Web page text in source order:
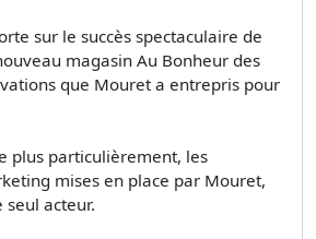
sur le succès spectaculaire de
magasin Au Bonheur des
que Mouret a entrepris pour
plus particulièrement, les
mises en place par Mouret,
acteur.